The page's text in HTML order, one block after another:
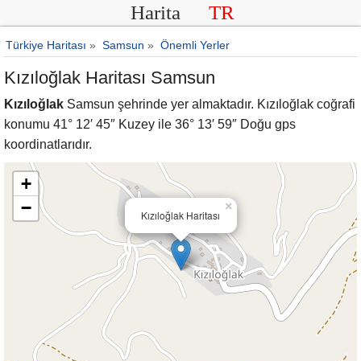
Harita TR
Türkiye Haritası » Samsun » Önemli Yerler
Kızıloğlak Haritası Samsun
Kızıloğlak Samsun şehrinde yer almaktadır. Kızıloğlak coğrafi
konumu 41° 12′ 45″ Kuzey ile 36° 13′ 59″ Doğu gps
koordinatlarıdır.
Kızıloğlak Haritası
×
+
−